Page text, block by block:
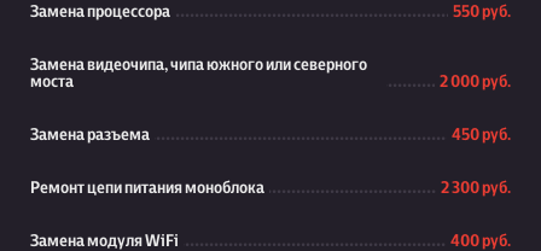
Замена процессора 550 руб.
Замена видеочипа, чипа южного или северного
моста
2 000 руб.
Замена разъема 450 руб.
Ремонт цепи питания моноблока 2 300 руб.
Замена модуля WiFi 400 руб.